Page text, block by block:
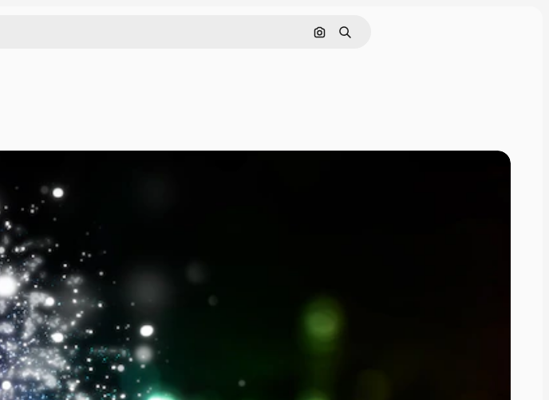
Pesquisar por imagem
Buscar